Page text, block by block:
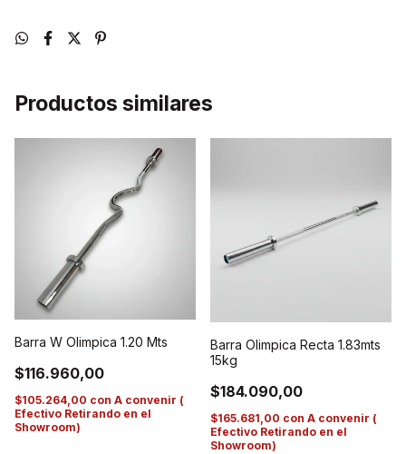
Productos similares
Barra W Olimpica 1.20 Mts
$116.960,00
$105.264,00 con A convenir (
Efectivo Retirando en el
Showroom)
Barra Olimpica Recta 1.83mts
15kg
$184.090,00
$165.681,00 con A convenir (
Efectivo Retirando en el
Showroom)